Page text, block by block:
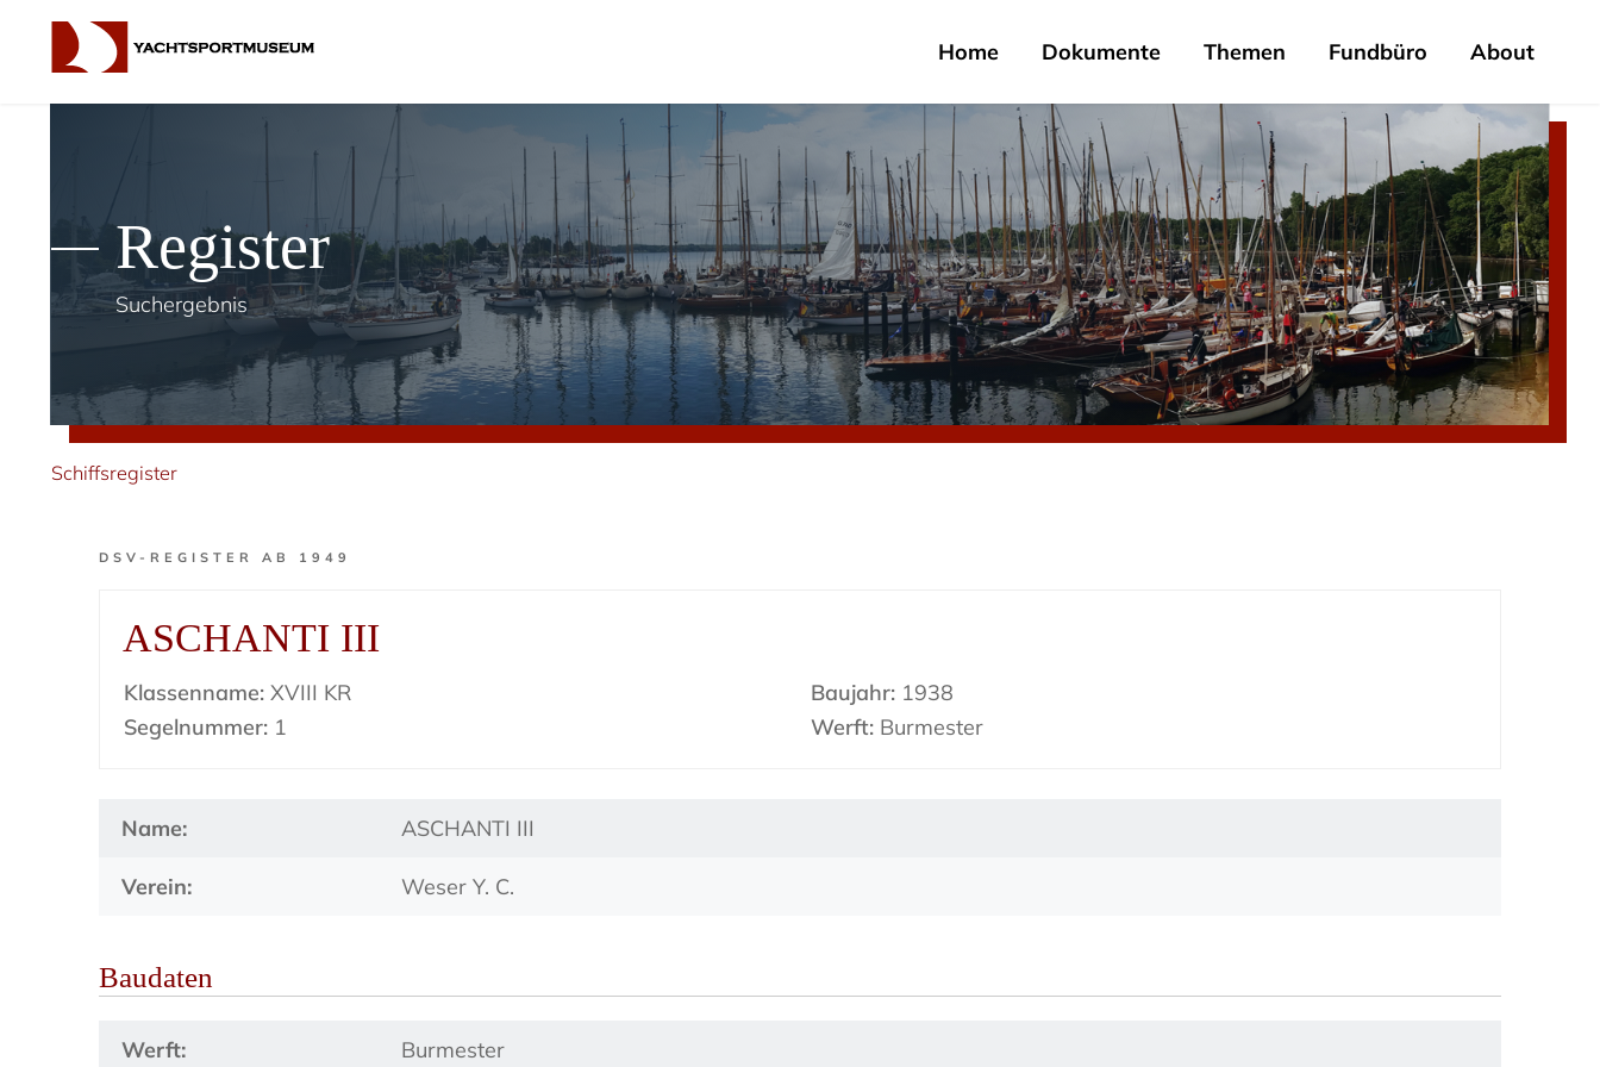
Home Dokumente Themen Fundbüro About
Register
Suchergebnis
Schiffsregister
DSV-REGISTER AB 1949
ASCHANTI III
Klassenname: XVIII KR Baujahr:1938
Segelnummer: 1 Werft:Burmester
Name: ASCHANTI III
Verein: Weser Y. C.
Baudaten
Werft: Burmester